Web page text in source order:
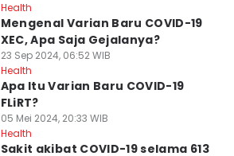
Health
Mengenal Varian Baru COVID-19
XEC, Apa Saja Gejalanya?
23 Sep 2024, 06:52 WIB
Health
Apa Itu Varian Baru COVID-19
FLiRT?
05 Mei 2024, 20:33 WIB
Health
Sakit akibat COVID-19 selama 613